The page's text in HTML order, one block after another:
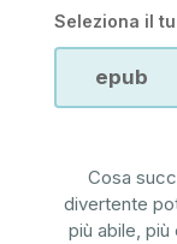
Seleziona il
epub
Cosa
divertente
più abile,